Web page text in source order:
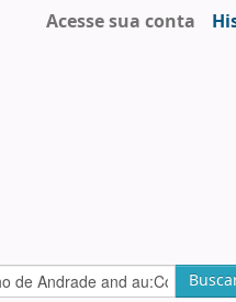
Acesse sua conta